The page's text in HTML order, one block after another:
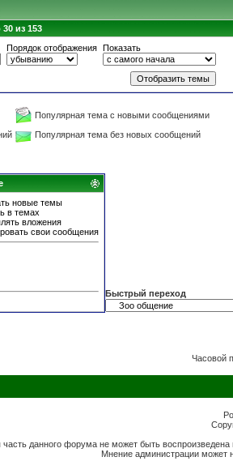
из 153
Порядок отображения Показать
Популярная тема с новыми сообщениями
Популярная тема без новых сообщений
новые темы
в темах
вложения
свои сообщения
Быстрый переход
Часовой
часть данного форума не может быть
Мнение администрации может